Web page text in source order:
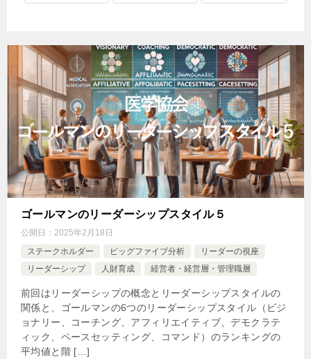
ゴールマンのリーダーシップスタイル５
公開日： 2025年2月18日
ステークホルダー
ビッグファイブ分析
リーダーの視座
リーダーシップ
人財育成 経営者・経営層・管理職層
前回はリーダーシップの概念とリーダーシップスタイルの
関係と、ゴールマンの6つのリーダーシップスタイル（ビジ
ョナリー、コーチング、アフィリエイティブ、デモクラテ
ィック、ペースセッティング、コマンド）のランキングの
平均値と階 […]